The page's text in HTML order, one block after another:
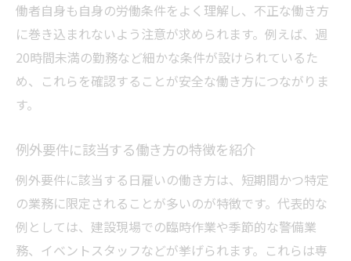
働者自身も自身の労働条件をよく理解し、不正な働き方
に巻き込まれないよう注意が求められます。例えば、週
20時間未満の勤務など細かな条件が設けられているた
め、これらを確認することが安全な働き方につながりま
す。
例外要件に該当する働き方の特徴を紹介
例外要件に該当する日雇いの働き方は、短期間かつ特定
の業務に限定されることが多いのが特徴です。代表的な
例としては、建設現場での臨時作業や季節的な警備業
務、イベントスタッフなどが挙げられます。これらは専